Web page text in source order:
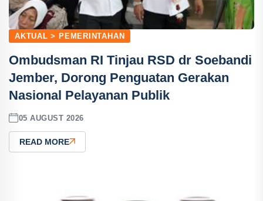
AKTUAL > PEMERINTAHAN
Ombudsman RI Tinjau RSD dr Soebandi
Jember, Dorong Penguatan Gerakan
Nasional Pelayanan Publik
05 AUGUST 2026
READ MORE